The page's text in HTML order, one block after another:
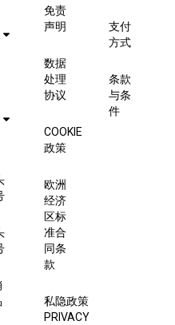
支付
方式
条款
与条
件
免责
声明
数据
处理
协议
COOKIE
政策
欧洲
经济
区标
准合
同条
款
私隐政策
PRIVACY